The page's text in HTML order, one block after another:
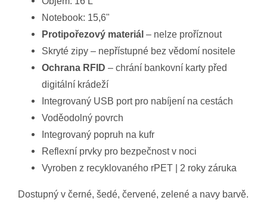
Notebook: 15,6"
Protipořezový materiál – nelze proříznout
Skryté zipy – nepřístupné bez vědomí nositele
Ochrana RFID – chrání bankovní karty před
digitální krádeží
Integrovaný USB port pro nabíjení na cestách
Voděodolný povrch
Integrovaný popruh na kufr
Reflexní prvky pro bezpečnost v noci
Vyroben z recyklovaného rPET | 2 roky záruka
Dostupný v černé, šedé, červené, zelené a navy barvě.